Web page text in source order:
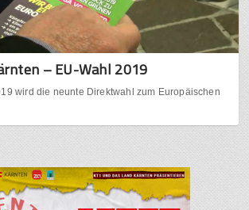
– EU-Wahl 2019
wird die neunte Direktwahl zum Europäischen